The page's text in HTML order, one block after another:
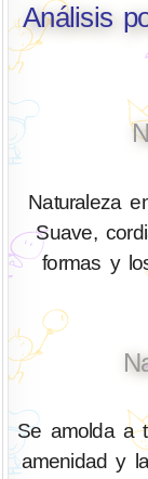
Análisis
Naturaleza
Suave,
formas y
Se amolda a
amenidad y